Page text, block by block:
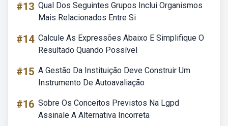
#13 Qual Dos Seguintes Grupos Inclui Organismos
Mais Relacionados Entre Si
#14 Calcule As Expressões Abaixo E Simplifique O
Resultado Quando Possível
#15 A Gestão Da Instituição Deve Construir Um
Instrumento De Autoavaliação
#16 Sobre Os Conceitos Previstos Na Lgpd
Assinale A Alternativa Incorreta